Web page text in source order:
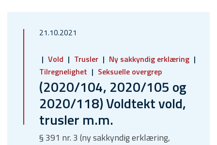
21.10.2021
Vold Trusler
Ny sakkyndig erklæring
Tilregnelighet
Seksuelle overgrep
(2020/104, 2020/105 og
2020/118) Voldtekt vold,
trusler m.m.
§ 391 nr. 3 (ny sakkyndig erklæring,